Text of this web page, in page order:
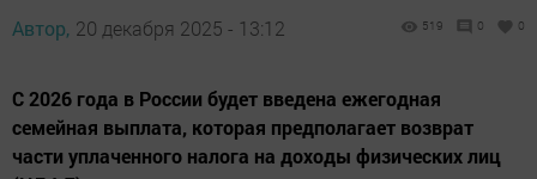
Автор, 20 декабря 2025 - 13:12 519 0 0
С 2026 года в России будет введена ежегодная
семейная выплата, которая предполагает возврат
части уплаченного налога на доходы физических лиц